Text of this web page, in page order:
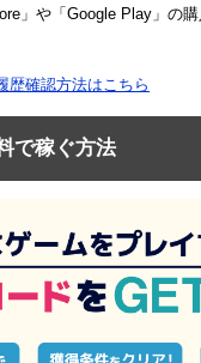
」や「Google Play」の
歴確認方法はこちら
で稼ぐ方法